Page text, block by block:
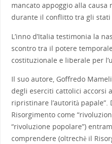
mancato appoggio alla causa
durante il conflitto tra gli stati
L’inno d’Italia testimonia la
scontro tra il potere
costituzionale e liberale per
Il suo autore, Goffredo
degli eserciti cattolici accorsi
ripristinare l’autorità papale”.
Risorgimento come
“rivoluzione popolare”)
comprendere (oltrechè il